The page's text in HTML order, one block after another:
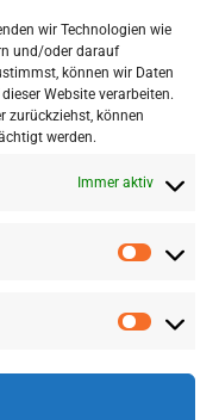
wir Technologien wie
und/oder darauf
können wir Daten
Website verarbeiten.
zurückziehst, können
werden.
Immer aktiv
Presse|AGB|